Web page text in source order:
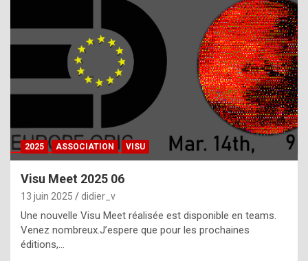
h
a
t
t
2025 ASSOCIATION VISU
Visu Meet 2025 06
13 juin 2025 didier_v
Une nouvelle Visu Meet réalisée est disponible en teams.
Venez nombreux.J’espere que pour les prochaines
éditions,…